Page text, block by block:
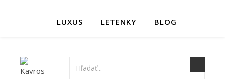
LUXUS LETENKY BLOG